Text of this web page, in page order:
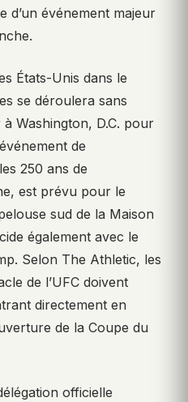
d’un événement majeur
États-Unis dans le
se déroulera sans
Washington, D.C. pour
de
250 ans de
est prévu pour le
sud de la Maison
également avec le
Selon The Athletic, les
de l’UFC doivent
directement en
de la Coupe du
officielle